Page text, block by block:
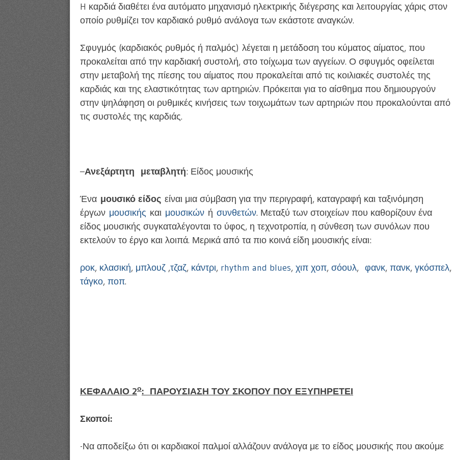
H καρδιά διαθέτει ένα αυτόματο μηχανισμό ηλεκτρικής διέγερσης και λειτουργίας χάρις στον
οποίο ρυθμίζει τον καρδιακό ρυθμό ανάλογα των εκάστοτε αναγκών.
Σφυγμός (καρδιακός ρυθμός ή παλμός) λέγεται η μετάδοση του κύματος αίματος, που
προκαλείται από την καρδιακή συστολή, στο τοίχωμα των αγγείων. Ο σφυγμός οφείλεται
στην μεταβολή της πίεσης του αίματος που προκαλείται από τις κοιλιακές συστολές της
καρδιάς και της ελαστικότητας των αρτηριών. Πρόκειται για το αίσθημα που δημιουργούν
στην ψηλάφηση οι ρυθμικές κινήσεις των τοιχωμάτων των αρτηριών που προκαλούνται από
τις συστολές της καρδιάς.
–Ανεξάρτητη μεταβλητή: Είδος μουσικής
Ένα μουσικό είδος είναι μια σύμβαση για την περιγραφή, καταγραφή και ταξινόμηση
έργων μουσικής και μουσικών ή συνθετών. Μεταξύ των στοιχείων που καθορίζουν ένα
είδος μουσικής συγκαταλέγονται το ύφος, η τεχνοτροπία, η σύνθεση των συνόλων που
εκτελούν το έργο και λοιπά. Μερικά από τα πιο κοινά είδη μουσικής είναι:
ροκ, κλασική, μπλουζ ,τζαζ, κάντρι, rhythm and blues, χιπ χοπ, σόουλ, φανκ, πανκ, γκόσπελ,
τάγκο, ποπ.
ΚΕΦΑΛΑΙΟ 2ο: ΠΑΡΟΥΣΙΑΣΗ ΤΟΥ ΣΚΟΠΟΥ ΠΟΥ ΕΞΥΠΗΡΕΤΕΙ
Σκοποί:
-Να αποδείξω ότι οι καρδιακοί παλμοί αλλάζουν ανάλογα με το είδος μουσικής που ακούμε